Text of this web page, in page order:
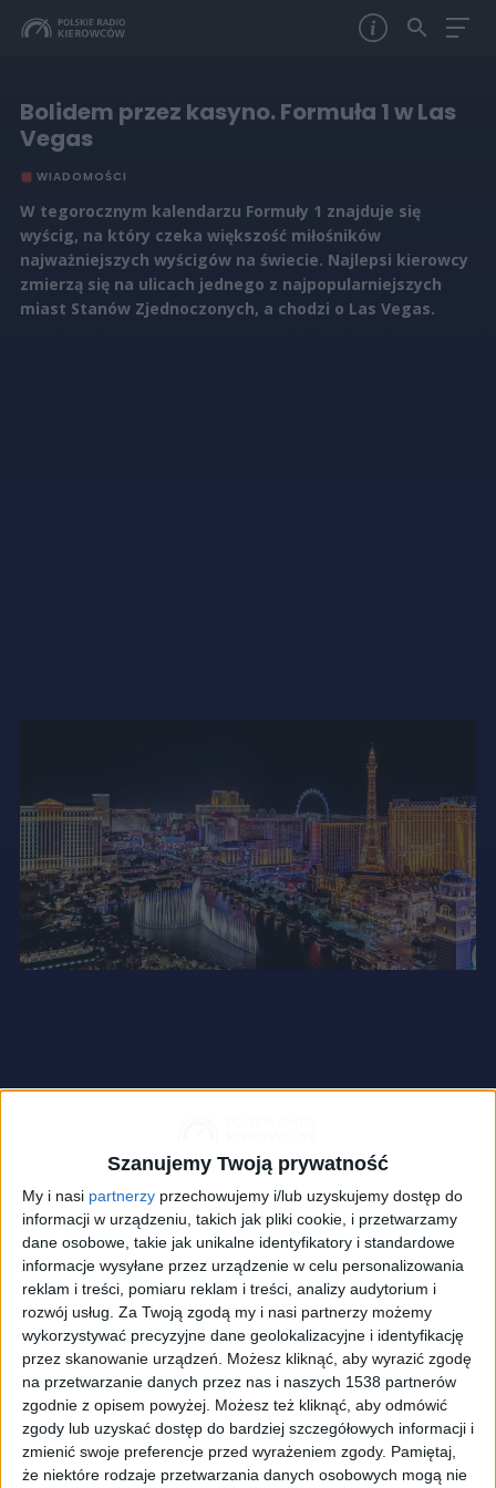
Szanujemy Twoją prywatność
My i nasi partnerzy przechowujemy i/lub uzyskujemy dostęp do
informacji w urządzeniu, takich jak pliki cookie, i przetwarzamy
dane osobowe, takie jak unikalne identyfikatory i standardowe
informacje wysyłane przez urządzenie w celu personalizowania
reklam i treści, pomiaru reklam i treści, analizy audytorium i
rozwój usług. Za Twoją zgodą my i nasi partnerzy możemy
wykorzystywać precyzyjne dane geolokalizacyjne i identyfikację
przez skanowanie urządzeń. Możesz kliknąć, aby wyrazić zgodę
na przetwarzanie danych przez nas i naszych 1538 partnerów
zgodnie z opisem powyżej. Możesz też kliknąć, aby odmówić
zgody lub uzyskać dostęp do bardziej szczegółowych informacji i
zmienić swoje preferencje przed wyrażeniem zgody. Pamiętaj,
że niektóre rodzaje przetwarzania danych osobowych mogą nie
Bolidem przez kasyno. Formuła 1 w Las
Vegas
WIADOMOŚCI
W tegorocznym kalendarzu Formuły 1 znajduje się
wyścig, na który czeka większość miłośników
najważniejszych wyścigów na świecie. Najlepsi kierowcy
zmierzą się na ulicach jednego z najpopularniejszych
miast Stanów Zjednoczonych, a chodzi o Las Vegas.
zdjęcie ilustracyjneFoto:shutterstock.com/randy andy
Dla miłośników motosportu nie ma nic bardziej
ekscytującego niż zmagania uliczne Formuły 1. Nie
bez przyczyny najbardziej wyczekiwanym wyścigiem